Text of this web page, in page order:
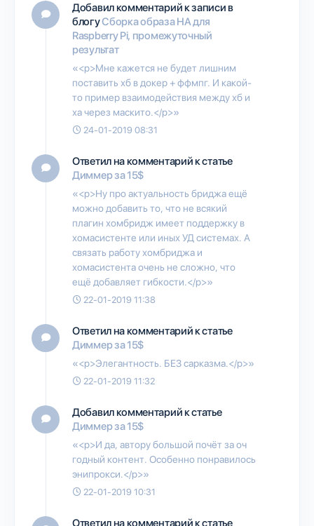
Добавил комментарий к записи в
блогуСборка образа HA для
Raspberry Pi, промежуточный
результат
«<p>Мне кажется не будет лишним
поставить хб в докер + ффмпг. И какой-
то пример взаимодействия между хб и
ха через маскито.</p>»
24-01-2019 08:31
Ответил на комментарий к статье
Диммер за 15$
«<p>Ну про актуальность бриджа ещё
можно добавить то, что не всякий
плагин хомбридж имеет поддержку в
хомасистенте или иных УД системах. А
связать работу хомбриджа и
хомасистента очень не сложно, что
ещё добавляет гибкости.</p>»
22-01-2019 11:38
Ответил на комментарий к статье
Диммер за 15$
«<p>Элегантность. БЕЗ сарказма.</p>»
22-01-2019 11:32
Добавил комментарий к статье
Диммер за 15$
«<p>И да, автору большой почёт за оч
годный контент. Особенно понравилось
энипрокси.</p>»
22-01-2019 10:31
Ответил на комментарий к статье